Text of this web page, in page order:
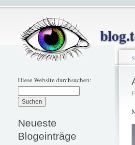
Diese Website durchsuchen:
Neueste
Blogeinträge